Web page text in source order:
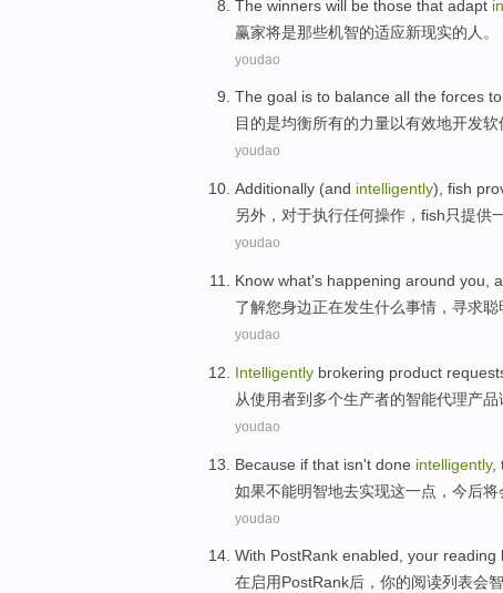
The winners will be those that adapt
赢家将是那些机智的适应新现实的人 。
youdao
The goal is to balance all the forces to
目的是均衡所有的力量以有效地开发软
youdao
Additionally (and intelligently), fish
另外 ，对于执行任何操作， fish只提供
youdao
Know what's happening around you ,
了解您身边正在发生什么事情， 寻求聪
youdao
Intelligently brokering product
从使用者到 多个生产者的智能代理产品
youdao
Because if that isn't done intelligently,
如果不能明智地去实现这一点，今后将
youdao
With PostRank enabled, your reading
在启用PostRank后， 你的阅读列表会